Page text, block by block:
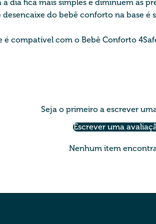
a dia fica mais simples e diminuem as
desencaixe do bebê conforto na base
é compatível com o Bebê Conforto
Seja o primeiro a escrever
Escrever uma
Nenhum item